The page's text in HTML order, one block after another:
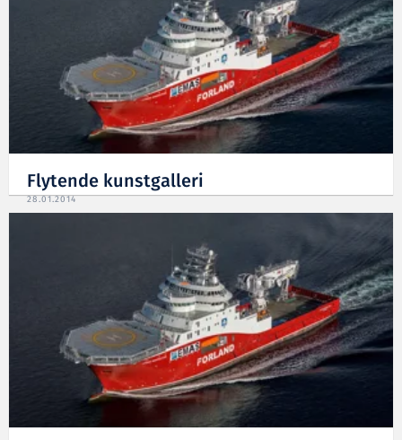
Flytende kunstgalleri
28.01.2014